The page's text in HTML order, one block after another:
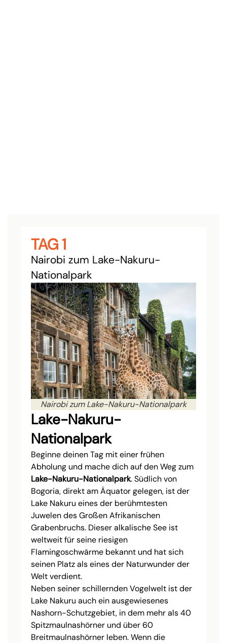
TAG 1
Nairobi zum Lake-Nakuru-
Nationalpark
Nairobi zum Lake-Nakuru-Nationalpark
Lake-Nakuru-
Nationalpark
Beginne deinen Tag mit einer frühen
Abholung und mache dich auf den Weg zum
Lake-Nakuru-Nationalpark. Südlich von
Bogoria, direkt am Äquator gelegen, ist der
Lake Nakuru eines der berühmtesten
Juwelen des Großen Afrikanischen
Grabenbruchs. Dieser alkalische See ist
weltweit für seine riesigen
Flamingoschwärme bekannt und hat sich
seinen Platz als eines der Naturwunder der
Welt verdient.
Neben seiner schillernden Vogelwelt ist der
Lake Nakuru auch ein ausgewiesenes
Nashorn-Schutzgebiet, in dem mehr als 40
Spitzmaulnashörner und über 60
Breitmaulnashörner leben. Wenn die